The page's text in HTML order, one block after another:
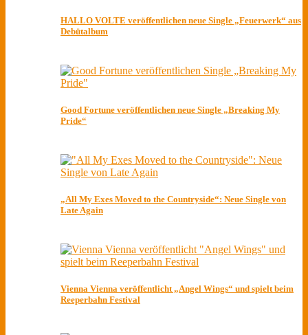
HALLO VOLTE veröffentlichen neue Single „Feuerwerk“ aus
Debütalbum
Good Fortune veröffentlichen neue Single „Breaking My
Pride“
„All My Exes Moved to the Countryside“: Neue Single von
Late Again
Vienna Vienna veröffentlicht „Angel Wings“ und spielt beim
Reeperbahn Festival